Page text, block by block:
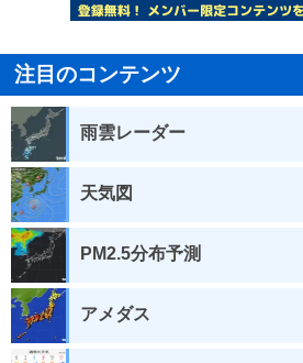
注目のコンテンツ
雨雲レーダー
天気図
PM2.5分布予測
アメダス